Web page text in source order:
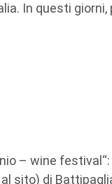
In questi giorni,
– wine
al sito) di